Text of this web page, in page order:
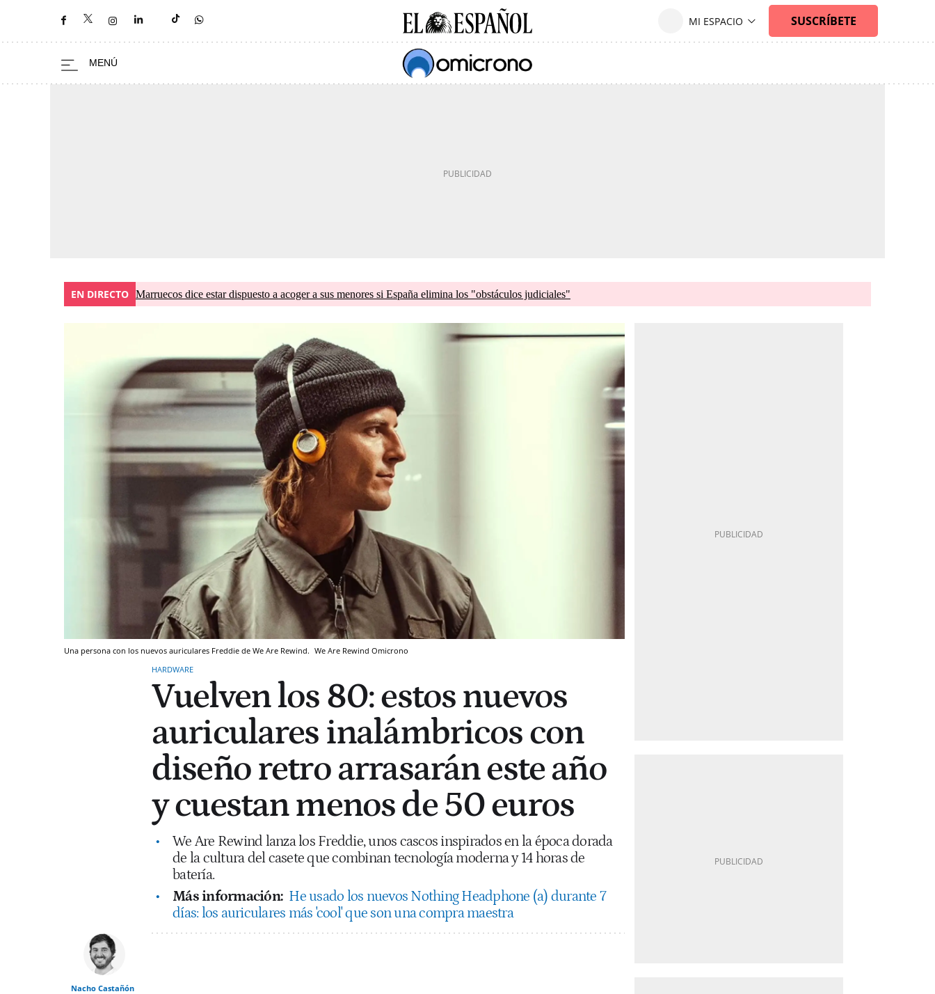
EN DIRECTO Marruecos dice estar dispuesto a acoger a sus menores si España elimina los "obstáculos judiciales"
Una persona con los nuevos auriculares Freddie de We Are Rewind. We Are Rewind Omicrono
HARDWARE
Vuelven los 80: estos nuevos
auriculares inalámbricos con
diseño retro arrasarán este año
y cuestan menos de 50 euros
We Are Rewind lanza los Freddie, unos cascos inspirados en la época dorada
de la cultura del casete que combinan tecnología moderna y 14 horas de
batería.
Más información: He usado los nuevos Nothing Headphone (a) durante 7
días: los auriculares más 'cool' que son una compra maestra
Nacho Castañón